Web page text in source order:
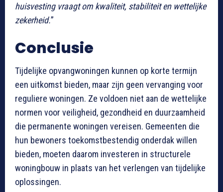
huisvesting vraagt om kwaliteit, stabiliteit en wettelijke
zekerheid.”
Conclusie
Tijdelijke opvangwoningen kunnen op korte termijn
een uitkomst bieden, maar zijn geen vervanging voor
reguliere woningen. Ze voldoen niet aan de wettelijke
normen voor veiligheid, gezondheid en duurzaamheid
die permanente woningen vereisen. Gemeenten die
hun bewoners toekomstbestendig onderdak willen
bieden, moeten daarom investeren in structurele
woningbouw in plaats van het verlengen van tijdelijke
oplossingen.